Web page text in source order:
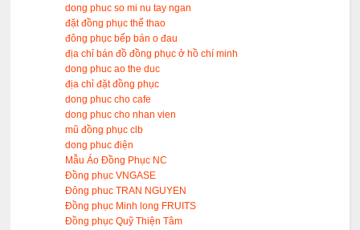
dong phuc so mi nu tay ngan
đặt đồng phục thể thao
đông phục bếp bán o đau
địa chỉ bán đồ đồng phục ở hồ chí minh
dong phuc ao the duc
địa chỉ đặt đồng phục
dong phuc cho cafe
dong phuc cho nhan vien
mũ đồng phục clb
dong phuc điện
Mẫu Áo Đồng Phục NC
Đồng phục VNGASE
Đông phuc TRAN NGUYEN
Đồng phục Minh long FRUITS
Đồng phục Quỹ Thiện Tâm